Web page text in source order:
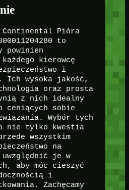
Continental Pióra
to
powinien
kierowcę
i
Ich wysoka jakość,
oraz prosta
z nich idealny
ceniących sobie
Wybór tych
nie tylko kwestia
wszystkim
na
uwzględnić je w
aby móc cieszyć
i
Zachęcamy